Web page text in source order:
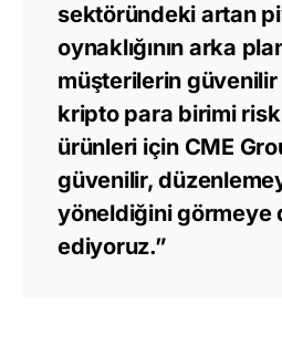
sektöründeki artan
oynaklığının arka
müşterilerin
kripto para birimi
ürünleri için CME
güvenilir,
yöneldiğini görmeye
ediyoruz.”